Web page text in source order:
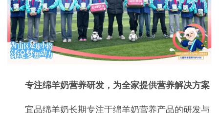
专注绵羊奶营养研发，为全家提供营养解决方案
宜品绵羊奶长期专注于绵羊奶营养产品的研发与